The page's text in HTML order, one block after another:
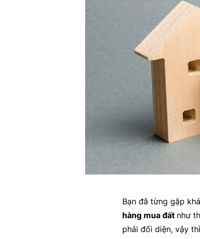
Bạn đã từng gặp
hàng mua đất như
phải đối diện, vậy